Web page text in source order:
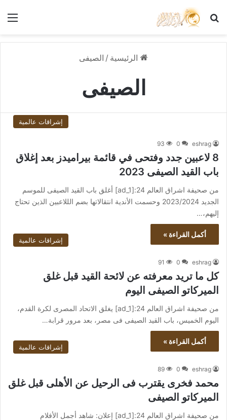
بحث عن
الرئيسية / الصيفى
الصيفى
إشراقات عالمية
eshrag
0
93
8 لاعبين جدد وفتحى في قائمة بيراميدز بعد إغلاق
باب القيد الصيفى 2023
من صحيفة اشراق العالم 24:[ad_1] أغلق باب القيد الصيفى للموسم
الجديد 2023/2024 وحسمت الأندية انتقالاتها بضم الللاعبين الذين تحتاج
إليهم،…
أكمل القراءة »
إشراقات عالمية
eshrag
0
91
كل ما تريد معرفته عن لائحة القيد قبل غلق
الميركاتو الصيفى اليوم
من صحيفة اشراق العالم 24:[ad_1] يغلق الاتحاد المصرى لكرة القدم،
اليوم الخميس، باب القيد الصيفى فى مصر، بعد مرور قرابة…
أكمل القراءة »
إشراقات عالمية
eshrag
0
89
محمد فخرى يقترب فى الرحيل عن الأهلى قبل غلق
الميركاتو الصيفى
من صحيفة اشراق العالم 24:[ad_1] إعلان: شاهد أجمل الأفلام